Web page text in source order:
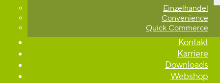
Einzelhandel
Convenience
Quick Commerce
Kontakt
Karriere
Downloads
Webshop